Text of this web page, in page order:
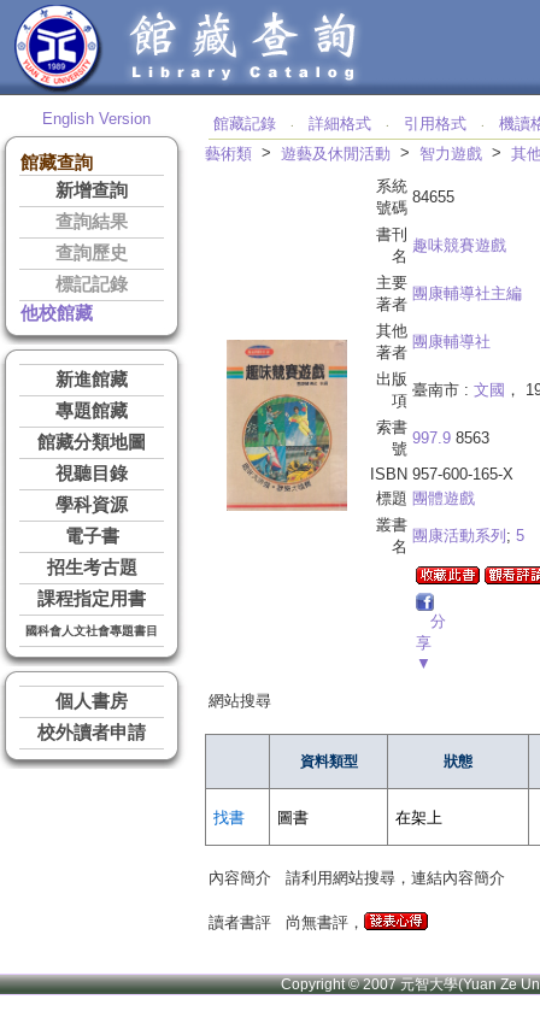
English Version
館藏查詢
新增查詢
查詢結果
查詢歷史
標記記錄
他校館藏
新進館藏
專題館藏
館藏分類地圖
視聽目錄
學科資源
電子書
招生考古題
課程指定用書
國科會人文社會專題書目
個人書房
校外讀者申請
館藏記錄 ‧ 詳細格式 ‧ 引用格式 ‧
機讀
藝術類 > 遊藝及休閒活動 > 智力遊戲 > 其
系統
號碼
84655
書刊
名
趣味競賽遊戲
主要
著者
團康輔導社主編
其他
著者
團康輔導社
出版
項
臺南市 : 文國 ，
索書
號
997.9 8563
ISBN 957-600-165-X
標題 團體遊戲
叢書
名
團康活動系列 ; 5
分
享
▼
網站搜尋
資料類型 狀態
找書 圖書 在架上
內容簡介 請利用網站搜尋，連結內容簡介
讀者書評 尚無書評，
Copyright © 2007 元智大學(Yuan Ze